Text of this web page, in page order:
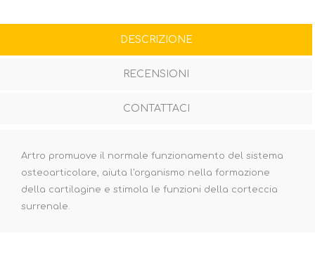
DESCRIZIONE
RECENSIONI
CONTATTACI
Artro promuove il normale funzionamento del sistema
osteoarticolare, aiuta l'organismo nella formazione
della cartilagine e stimola le funzioni della corteccia
surrenale.